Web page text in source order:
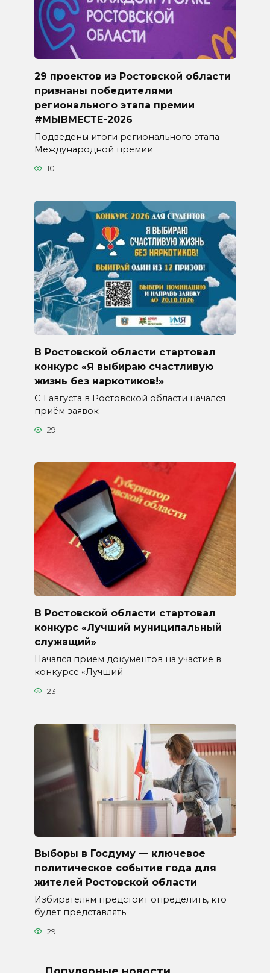
29 проектов из Ростовской области
признаны победителями
регионального этапа премии
#МЫВМЕСТЕ-2026
Подведены итоги регионального этапа
Международной премии
10
В Ростовской области стартовал
конкурс «Я выбираю счастливую
жизнь без наркотиков!»
С 1 августа в Ростовской области начался
приём заявок
29
В Ростовской области стартовал
конкурс «Лучший муниципальный
служащий»
Начался прием документов на участие в
конкурсе «Лучший
23
Выборы в Госдуму — ключевое
политическое событие года для
жителей Ростовской области
Избирателям предстоит определить, кто
будет представлять
29